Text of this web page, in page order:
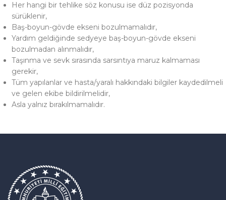
Her hangi bir tehlike söz konusu ise düz pozisyonda
sürüklenir,
Baş-boyun-gövde ekseni bozulmamalıdır,
Yardım geldiğinde sedyeye baş-boyun-gövde ekseni
bozulmadan alınmalıdır,
Taşınma ve sevk sırasında sarsıntıya maruz kalmaması
gerekir,
Tüm yapılanlar ve hasta/yaralı hakkındaki bilgiler kaydedilmeli
ve gelen ekibe bildirilmelidir,
Asla yalnız bırakılmamalıdır.